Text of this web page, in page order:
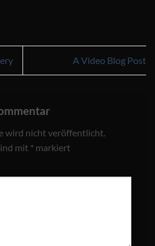
A Video Blog Post
wird nicht veröffentlicht.
mit * markiert